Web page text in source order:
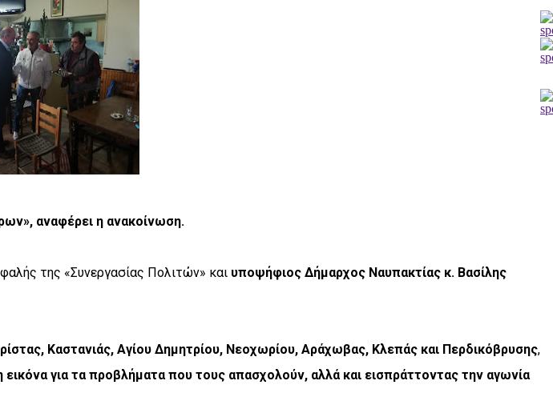
αναφέρει η ανακοίνωση.
της «Συνεργασίας Πολιτών» και υποψήφιος Δήμαρχος Ναυπακτίας κ. Βασίλης
Καστανιάς, Αγίου Δημητρίου, Νεοχωρίου, Αράχωβας, Κλεπάς και Περδικόβρυσης,
για τα προβλήματα που τους απασχολούν, αλλά και εισπράττοντας την αγωνία